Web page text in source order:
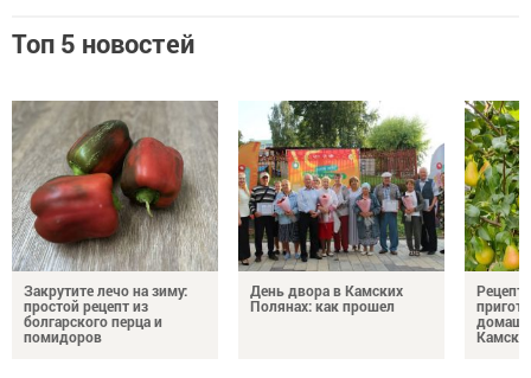
Топ 5 новостей
Закрутите лечо на зиму:
простой рецепт из
болгарского перца и
помидоров
День двора в Камских
Полянах: как прошел